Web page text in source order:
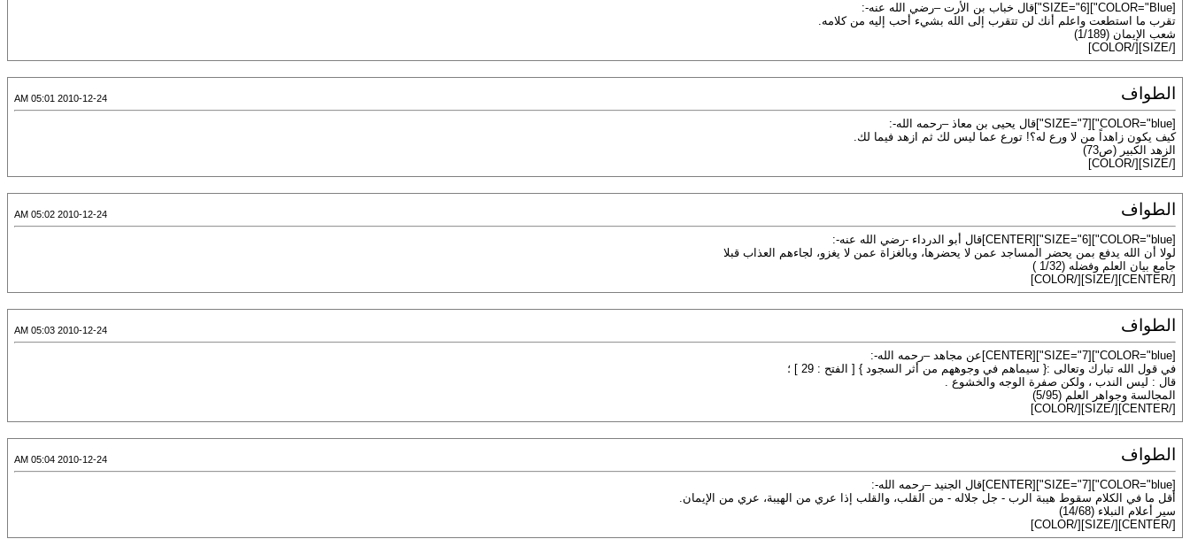
[COLOR="Blue"][SIZE="6"]قال خباب بن الأرت –رضي الله عنه-:
تقرب ما استطعت واعلم أنك لن تتقرب إلى الله بشيء أحب إليه من كلامه.
شعب الإيمان (1/189)
[/SIZE][/COLOR]
الطواف 2010-12-24 05:01 AM
[COLOR="blue"][SIZE="7"]قال يحيى بن معاذ –رحمه الله-:
كيف يكون زاهداً من لا ورع له؟! تورع عما ليس لك ثم ازهد فيما لك.
الزهد الكبير (ص73)
[/SIZE][/COLOR]
الطواف 2010-12-24 05:02 AM
[COLOR="blue"][SIZE="6"][CENTER]قال أبو الدرداء -رضي الله عنه-:
لولا أن الله يدفع بمن يحضر المساجد عمن لا يحضرها، وبالغزاة عمن لا يغزو، لجاءهم العذاب قبلا
جامع بيان العلم وفضله (1/32 )
[/CENTER][/SIZE][/COLOR]
الطواف 2010-12-24 05:03 AM
[COLOR="blue"][SIZE="7"][CENTER]عن مجاهد –رحمه الله-:
في قول الله تبارك وتعالى :{ سيماهم في وجوههم من أثر السجود } [ الفتح : 29 ] ؛
قال : ليس الندب ، ولكن صفرة الوجه والخشوع .
المجالسة وجواهر العلم (5/95)
[/CENTER][/SIZE][/COLOR]
الطواف 2010-12-24 05:04 AM
[COLOR="blue"][SIZE="7"][CENTER]قال الجنيد –رحمه الله-:
أقل ما في الكلام سقوط هيبة الرب - جل جلاله - من القلب، والقلب إذا عري من الهيبة، عري من الإيمان.
سير أعلام النبلاء (14/68)
[/CENTER][/SIZE][/COLOR]